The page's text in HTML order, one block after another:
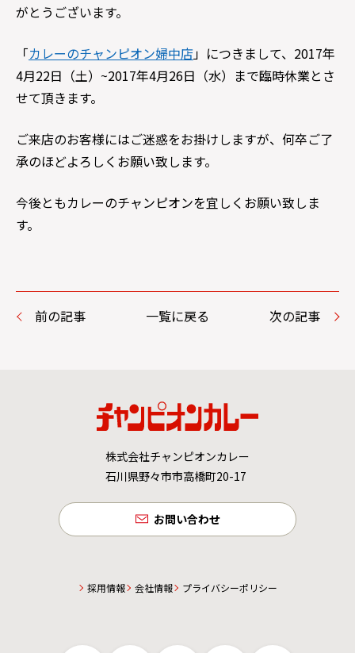
がとうございます。
「カレーのチャンピオン婦中店」につきまして、2017年
4月22日（土）~2017年4月26日（水）まで臨時休業とさ
せて頂きます。
ご来店のお客様にはご迷惑をお掛けしますが、何卒ご了
承のほどよろしくお願い致します。
今後ともカレーのチャンピオンを宜しくお願い致しま
す。
前の記事 一覧に戻る 次の記事
株式会社チャンピオンカレー
石川県野々市市高橋町20-17
お問い合わせ
採用情報 会社情報 プライバシーポリシー